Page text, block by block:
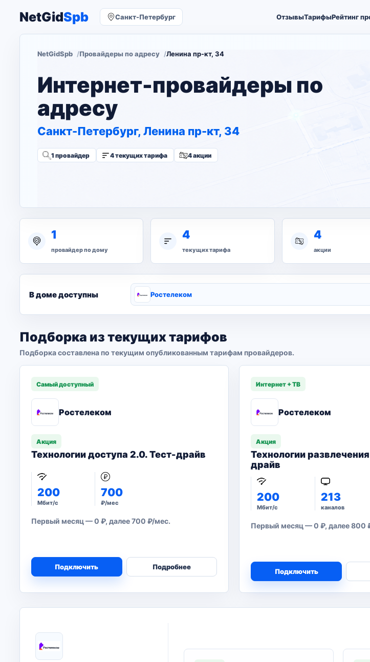
NetGidSpb Санкт-Петербург ОтзывыТарифыРейтинг
NetGidSpb Провайдеры по адресу Ленина пр-кт, 34
Интернет-провайдеры по
адресу
Санкт-Петербург, Ленина пр-кт, 34
1 провайдер 4 текущих тарифа 4 акции
1
провайдер по дому
4
текущих тарифа
4
акции
В доме доступны Ростелеком
Подборка из текущих тарифов
Подборка составлена по текущим опубликованным тарифам провайдеров.
Самый доступный
Ростелеком
Акция
Технологии доступа 2.0. Тест-драйв
200
Мбит/с
700
₽/мес
Первый месяц — 0 ₽, далее 700 ₽/мес.
Подключить Подробнее
Интернет + ТВ
Ростелеком
Акция
Технологии
драйв
200
Мбит/с
213
каналов
Первый месяц — 0 ₽, далее 800
Подключить